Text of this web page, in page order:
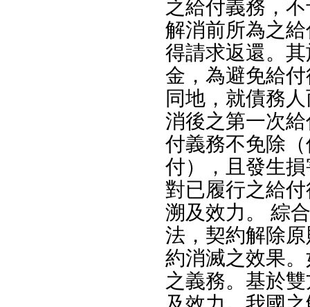
之給付義務，
解消前所為之
得請求返還。
金，為避免給
同地，就債務
消後之第一次
付義務不免除
付），且發生
對已履行之給
溯及效力。 綜
法，契約解除
約消滅之效果
之義務。基於